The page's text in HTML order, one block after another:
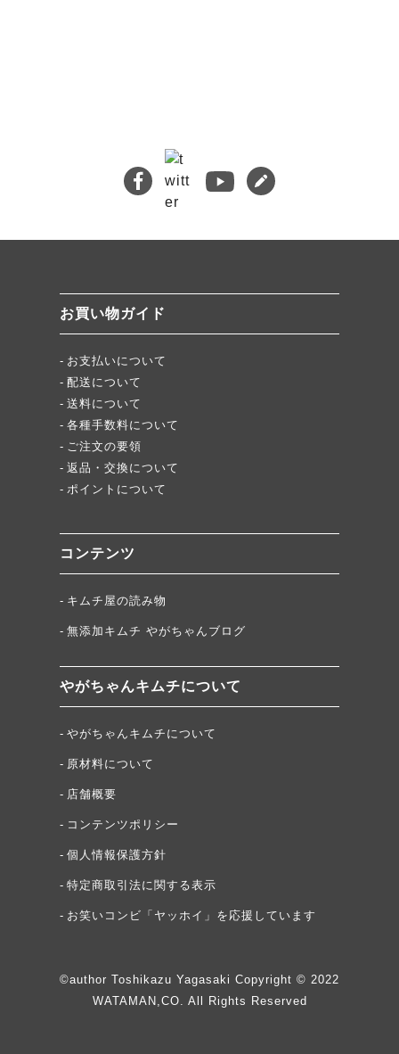
熊本地震義援金について
キムチバイキングはお得です！
牡蠣ジュルカレー、絶品中の絶品!
絶品チャーシュー、おすすめ！
「頂・その先」圧倒的美味！
お買い物ガイド
お支払いについて
配送について
送料について
各種手数料について
ご注文の要領
返品・交換について
ポイントについて
コンテンツ
キムチ屋の読み物
無添加キムチ やがちゃんブログ
やがちゃんキムチについて
やがちゃんキムチについて
原材料について
店舗概要
コンテンツポリシー
個人情報保護方針
特定商取引法に関する表示
お笑いコンビ「ヤッホイ」を応援しています
©author Toshikazu Yagasaki Copyright © 2022
WATAMAN,CO. All Rights Reserved